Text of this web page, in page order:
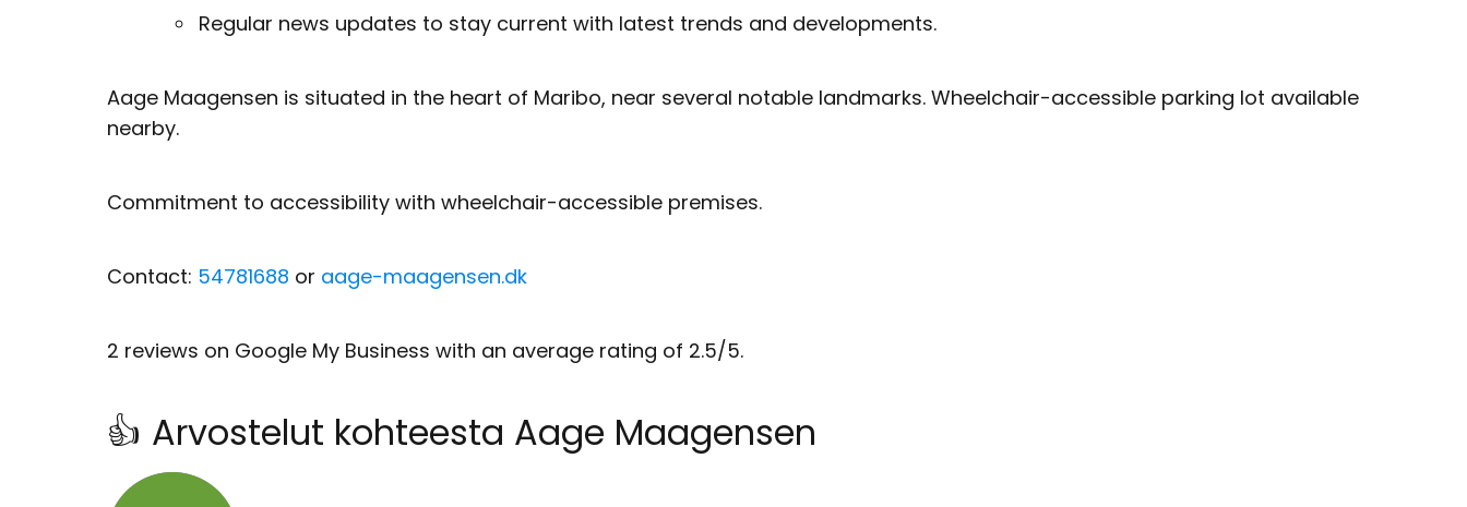
Regular news updates to stay current with latest trends and developments.
Aage Maagensen is situated in the heart of Maribo, near several notable landmarks. Wheelchair-accessible parking lot available
nearby.
Commitment to accessibility with wheelchair-accessible premises.
Contact: 54781688 or aage-maagensen.dk
2 reviews on Google My Business with an average rating of 2.5/5.
👍 Arvostelut kohteesta Aage Maagensen